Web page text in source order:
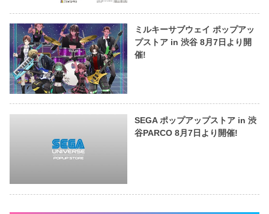
ミルキーサブウェイ ポップアッ
プストア in 渋谷 8月7日より開
催!
SEGA ポップアップストア in 渋
谷PARCO 8月7日より開催!